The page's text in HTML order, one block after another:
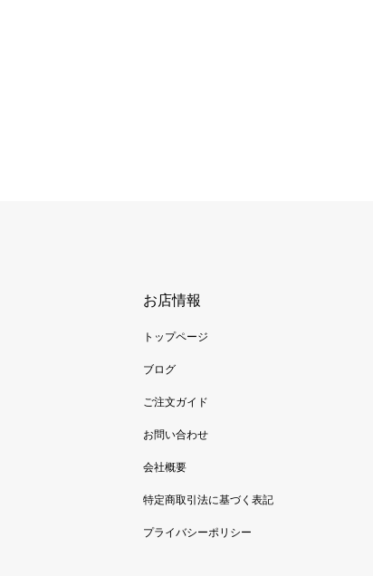
お店情報
トップページ
ブログ
ご注文ガイド
お問い合わせ
会社概要
特定商取引法に基づく表記
プライバシーポリシー